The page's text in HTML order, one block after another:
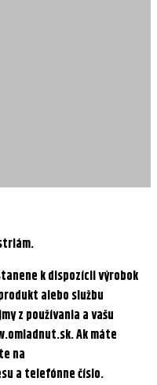
k dispozícii výrobok
alebo službu
z používania a vašu
Ak máte
na
a telefónne číslo.